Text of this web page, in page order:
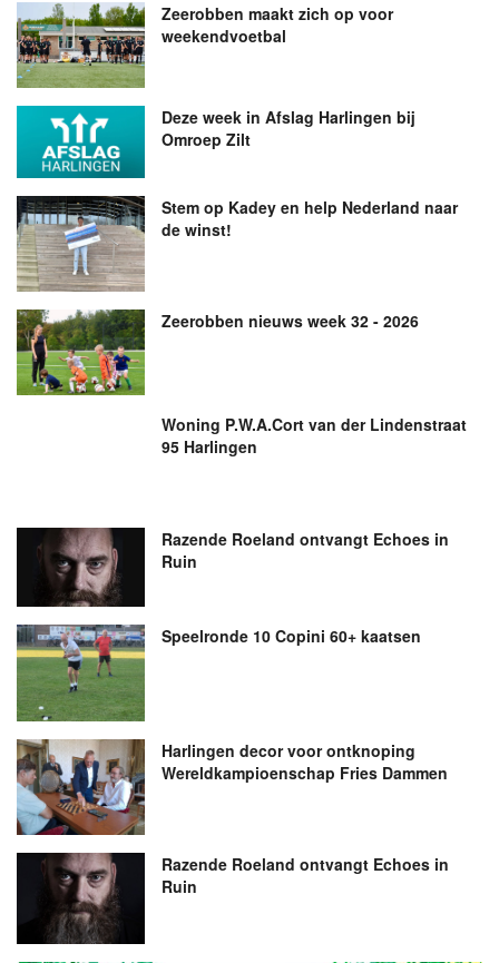
Zeerobben maakt zich op voor
weekendvoetbal
Deze week in Afslag Harlingen bij
Omroep Zilt
Stem op Kadey en help Nederland naar
de winst!
Zeerobben nieuws week 32 - 2026
Woning P.W.A.Cort van der Lindenstraat
95 Harlingen
Razende Roeland ontvangt Echoes in
Ruin
Speelronde 10 Copini 60+ kaatsen
Harlingen decor voor ontknoping
Wereldkampioenschap Fries Dammen
Razende Roeland ontvangt Echoes in
Ruin